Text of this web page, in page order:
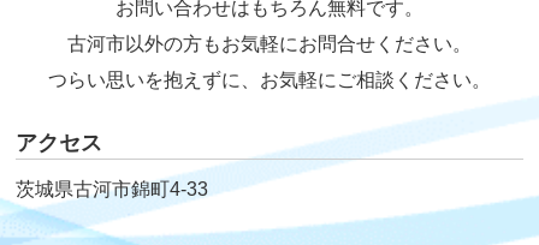
お問い合わせはもちろん無料です。
古河市以外の方もお気軽にお問合せください。
つらい思いを抱えずに、お気軽にご相談ください。
アクセス
茨城県古河市錦町4-33